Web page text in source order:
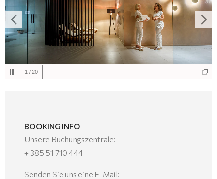
1 / 20
BOOKING INFO
Unsere Buchungszentrale:
+ 385 51 710 444
Senden Sie uns eine E-Mail: